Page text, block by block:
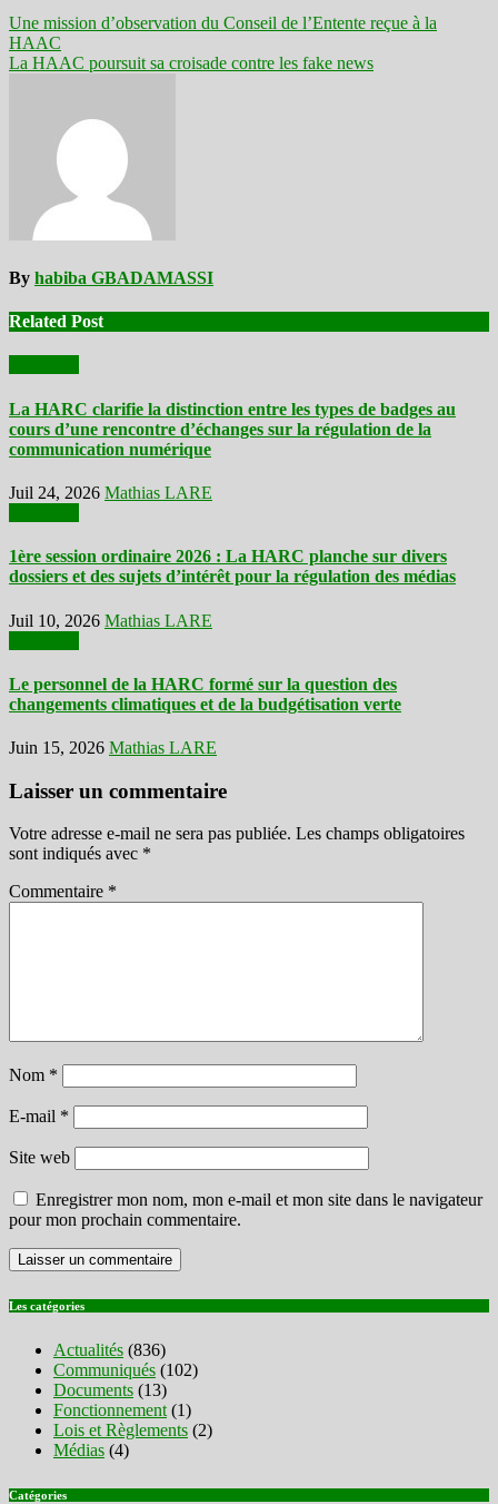
Une mission d’observation du Conseil de l’Entente reçue à la
HAAC
La HAAC poursuit sa croisade contre les fake news
By habiba GBADAMASSI
Related Post
La HARC clarifie la distinction entre les types de badges au
cours d’une rencontre d’échanges sur la régulation de la
communication numérique
Juil 24, 2026 Mathias LARE
1ère session ordinaire 2026 : La HARC planche sur divers
dossiers et des sujets d’intérêt pour la régulation des médias
Juil 10, 2026 Mathias LARE
Le personnel de la HARC formé sur la question des
changements climatiques et de la budgétisation verte
Juin 15, 2026 Mathias LARE
Laisser un commentaire
Votre adresse e-mail ne sera pas publiée. Les champs obligatoires
sont indiqués avec *
Commentaire *
Nom *
E-mail *
Site web
Enregistrer mon nom, mon e-mail et mon site dans le navigateur
pour mon prochain commentaire.
Les catégories
Actualités (836)
Communiqués (102)
Documents (13)
Fonctionnement(1)
Lois et Règlements (2)
Médias (4)
Catégories